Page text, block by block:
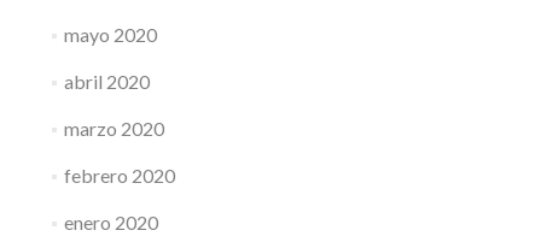
mayo 2020
abril 2020
marzo 2020
febrero 2020
enero 2020